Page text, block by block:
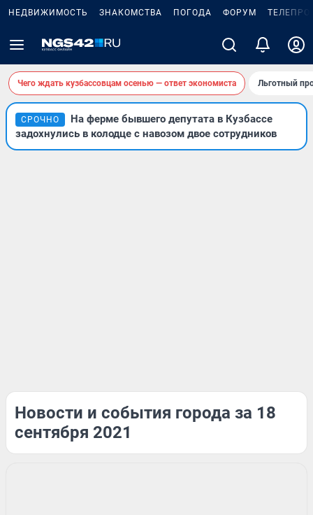
НЕДВИЖИМОСТЬ ЗНАКОМСТВА ПОГОДА ФОРУМ
Чего ждать кузбассовцам осенью — ответ экономиста Льготный
СРОЧНО
На ферме бывшего депутата в Кузбассе
задохнулись в колодце с навозом двое сотрудников
Новости и события города за 18
сентября 2021